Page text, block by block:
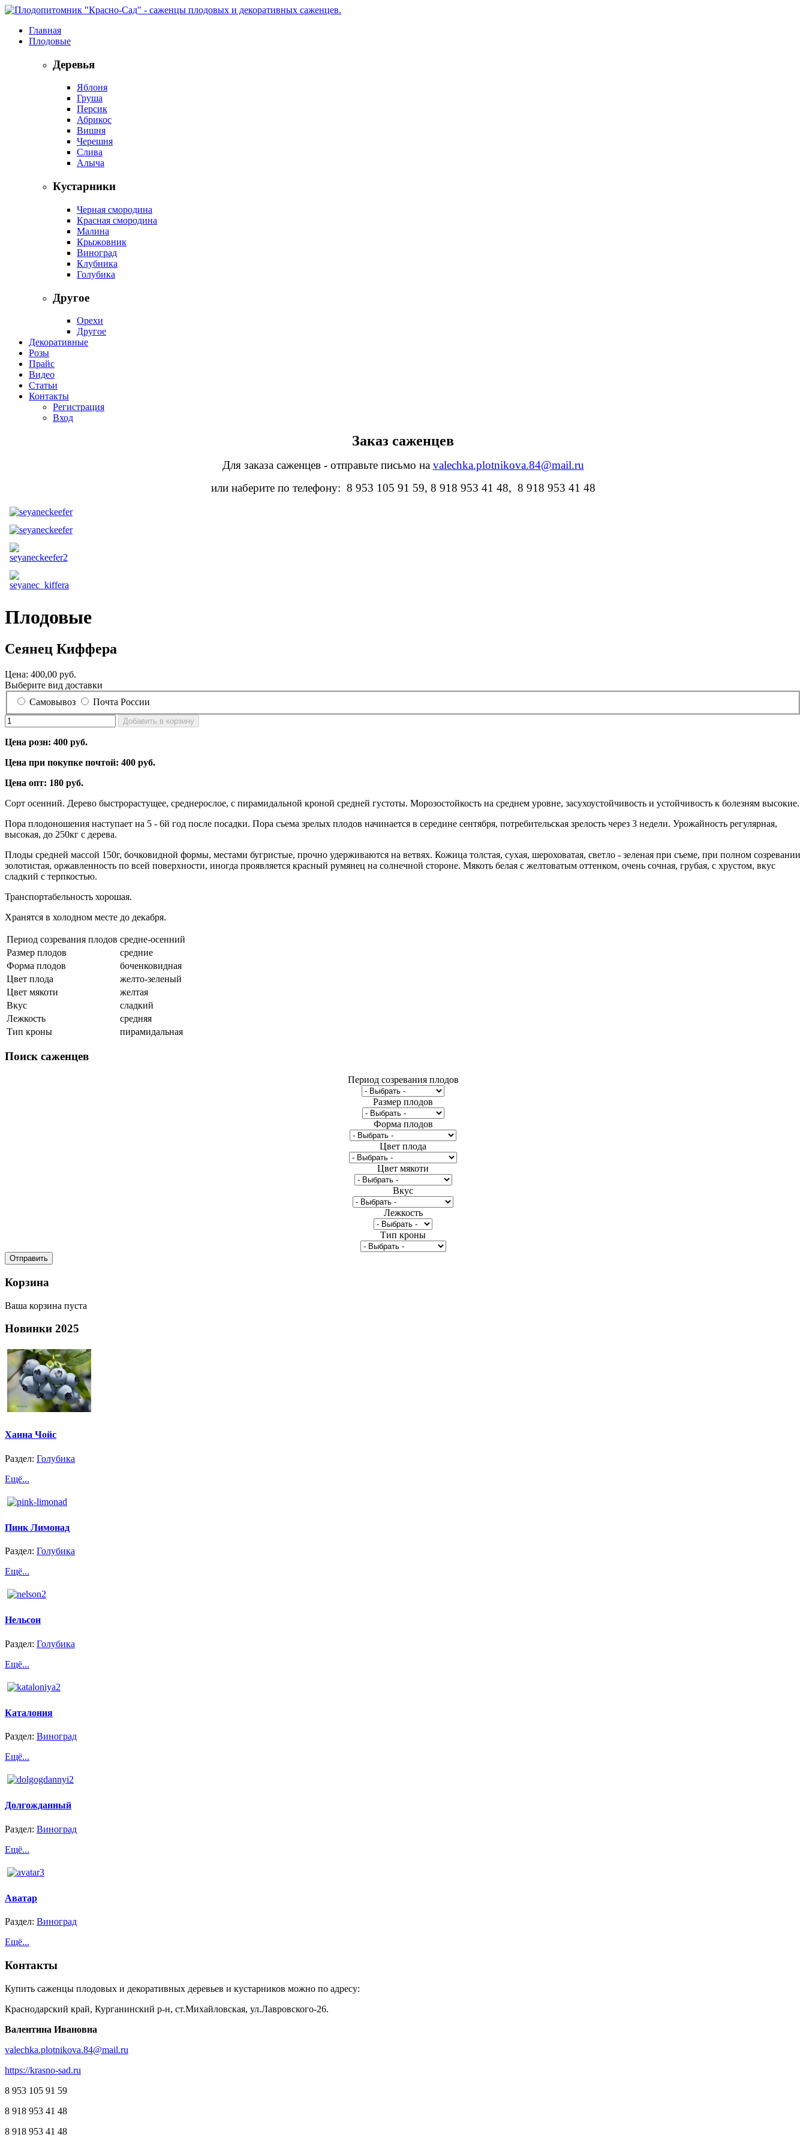
Главная
Плодовые
Деревья
Яблоня
Груша
Персик
Абрикос
Вишня
Черешня
Слива
Алыча
Кустарники
Черная смородина
Красная смородина
Малина
Крыжовник
Виноград
Клубника
Голубика
Другое
Орехи
Другое
Декоративные
Розы
Прайс
Видео
Статьи
Контакты
Регистрация
Вход
Заказ саженцев
Для заказа саженцев - отправьте письмо на valechka.plotnikova.84@mail.ru
или наберите по телефону: 8 953 105 91 59, 8 918 953 41 48, 8 918 953 41 48
Плодовые
Сеянец Киффера
Цена: 400,00 руб.
Выберите вид доставки
Самовывоз
Почта России
Цена розн: 400 руб.
Цена при покупке почтой: 400 руб.
Цена опт: 180 руб.
Сорт осенний. Дерево быстрорастущее, среднерослое, с пирамидальной кроной средней густоты. Морозостойкость на среднем уровне, засухоустойчивость и устойчивость к болезням высокие.
Пора плодоношения наступает на 5 - 6й год после посадки. Пора съема зрелых плодов начинается в середине сентября, потребительская зрелость через 3 недели. Урожайность регулярная,
высокая, до 250кг с дерева.
Плоды средней массой 150г, бочковидной формы, местами бугристые, прочно удерживаются на ветвях. Кожица толстая, сухая, шероховатая, светло - зеленая при съеме, при полном созревании
золотистая, оржавленность по всей поверхности, иногда проявляется красный румянец на солнечной стороне. Мякоть белая с желтоватым оттенком, очень сочная, грубая, с хрустом, вкус
сладкий с терпкостью.
Транспортабельность хорошая.
Хранятся в холодном месте до декабря.
Период созревания плодов средне-осенний
Размер плодов
средние
Форма плодов
боченковидная
Цвет плода
желто-зеленый
Цвет мякоти
желтая
Вкус
сладкий
Лежкость
средняя
Тип кроны
пирамидальная
Поиск саженцев
Период созревания плодов
Размер плодов
Форма плодов
Цвет плода
Цвет мякоти
Вкус
Лежкость
Тип кроны
Корзина
Ваша корзина пуста
Новинки 2025
Ханна Чойс
Раздел: Голубика
Ещё...
Пинк Лимонад
Раздел: Голубика
Ещё...
Нельсон
Раздел: Голубика
Ещё...
Каталония
Раздел: Виноград
Ещё...
Долгожданный
Раздел: Виноград
Ещё...
Аватар
Раздел: Виноград
Ещё...
Контакты
Купить саженцы плодовых и декоративных деревьев и кустарников можно по адресу:
Краснодарский край, Курганинский р-н, ст.Михайловская, ул.Лавровского-26.
Валентина Ивановна
valechka.plotnikova.84@mail.ru
https://krasno-sad.ru
8 953 105 91 59
8 918 953 41 48
8 918 953 41 48